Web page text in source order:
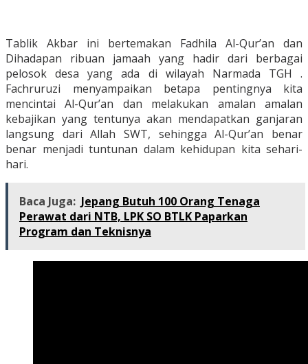
Tablik Akbar ini bertemakan Fadhila Al-Qur’an dan
Dihadapan ribuan jamaah yang hadir dari berbagai
pelosok desa yang ada di wilayah Narmada TGH .
Fachruruzi menyampaikan betapa pentingnya kita
mencintai Al-Qur’an dan melakukan amalan amalan
kebajikan yang tentunya akan mendapatkan ganjaran
langsung dari Allah SWT, sehingga Al-Qur’an benar
benar menjadi tuntunan dalam kehidupan kita sehari-
hari.
Baca Juga: Jepang Butuh 100 Orang Tenaga
Perawat dari NTB, LPK SO BTLK Paparkan
Program dan Teknisnya